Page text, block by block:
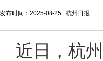
发布时间：2025-08-25 杭州日报
近日，杭